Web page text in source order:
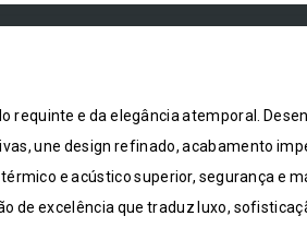
requinte e da elegância atemporal.
une design refinado, acabamento
e acústico superior, segurança e
de excelência que traduz luxo,